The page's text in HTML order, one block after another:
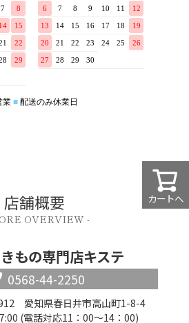
カートへ
店舗概要
OVERVIEW -
もの専門店キステ
0568-44-2250
愛知県春日井市高山町1-8-4
(電話対応11：00～14：00)